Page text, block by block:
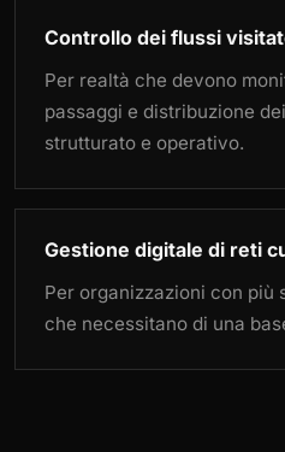
Controllo dei flussi
Per realtà che devono
passaggi e distribuzione
strutturato e operativo.
Gestione digitale di reti
Per organizzazioni con più
che necessitano di una